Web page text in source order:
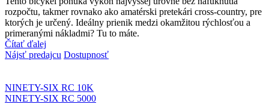
rozpočtu, takmer rovnako ako amatérski pretekári cross-country, pre
ktorých je určený. Ideálny prienik medzi okamžitou rýchlosťou a
primeranými nákladmi? Tu to máte.
Čítať ďalej
Nájsť predajcu Dostupnosť
NINETY-SIX RC 10K
NINETY-SIX RC 5000